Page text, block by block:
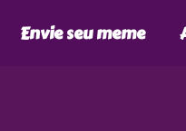
Envie seu meme